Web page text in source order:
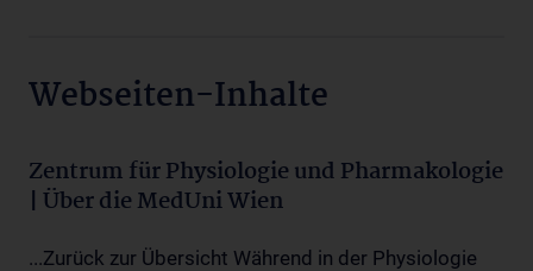
Webseiten-Inhalte
Zentrum für Physiologie und Pharmakologie
| Über die MedUni Wien
...Zurück zur Übersicht Während in der Physiologie